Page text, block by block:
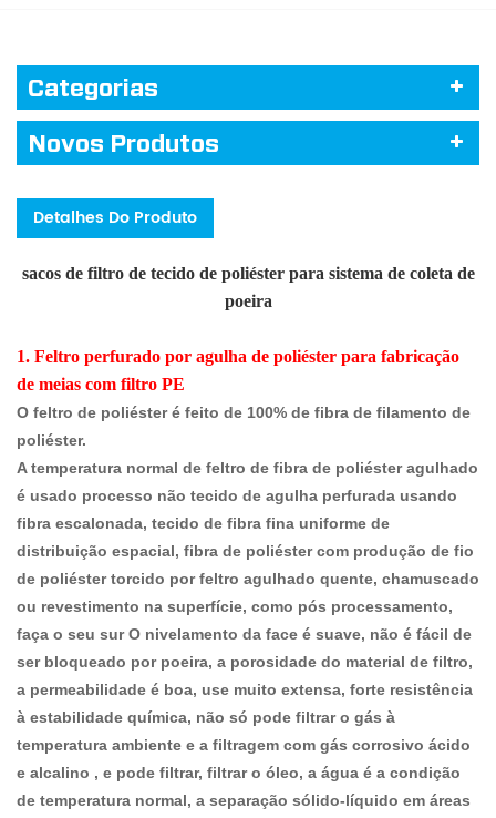
Categorias
Novos Produtos
Detalhes Do Produto
sacos de filtro de tecido de poliéster para sistema de coleta de
poeira
1. Feltro perfurado por agulha de poliéster para fabricação
de meias com filtro PE
O feltro de poliéster é feito de 100% de fibra de filamento de
poliéster.
A temperatura normal de feltro de fibra de poliéster agulhado
é usado processo não tecido de agulha perfurada usando
fibra escalonada, tecido de fibra fina uniforme de
distribuição espacial, fibra de poliéster com produção de fio
de poliéster torcido por feltro agulhado quente, chamuscado
ou revestimento na superfície, como pós processamento,
faça o seu surO nivelamento da face é suave, não é fácil de
ser bloqueado por poeira, a porosidade do material de filtro,
a permeabilidade é boa, use muito extensa, forte resistência
à estabilidade química, não só pode filtrar o gás à
temperatura ambiente e a filtragem com gás corrosivo ácido
e alcalino , e pode filtrar, filtrar o óleo, a água é a condição
de temperatura normal, a separação sólido-líquido em áreas